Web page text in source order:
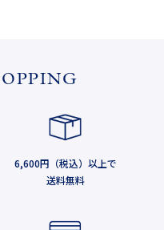
6,600円（税込）以上で
送料無料